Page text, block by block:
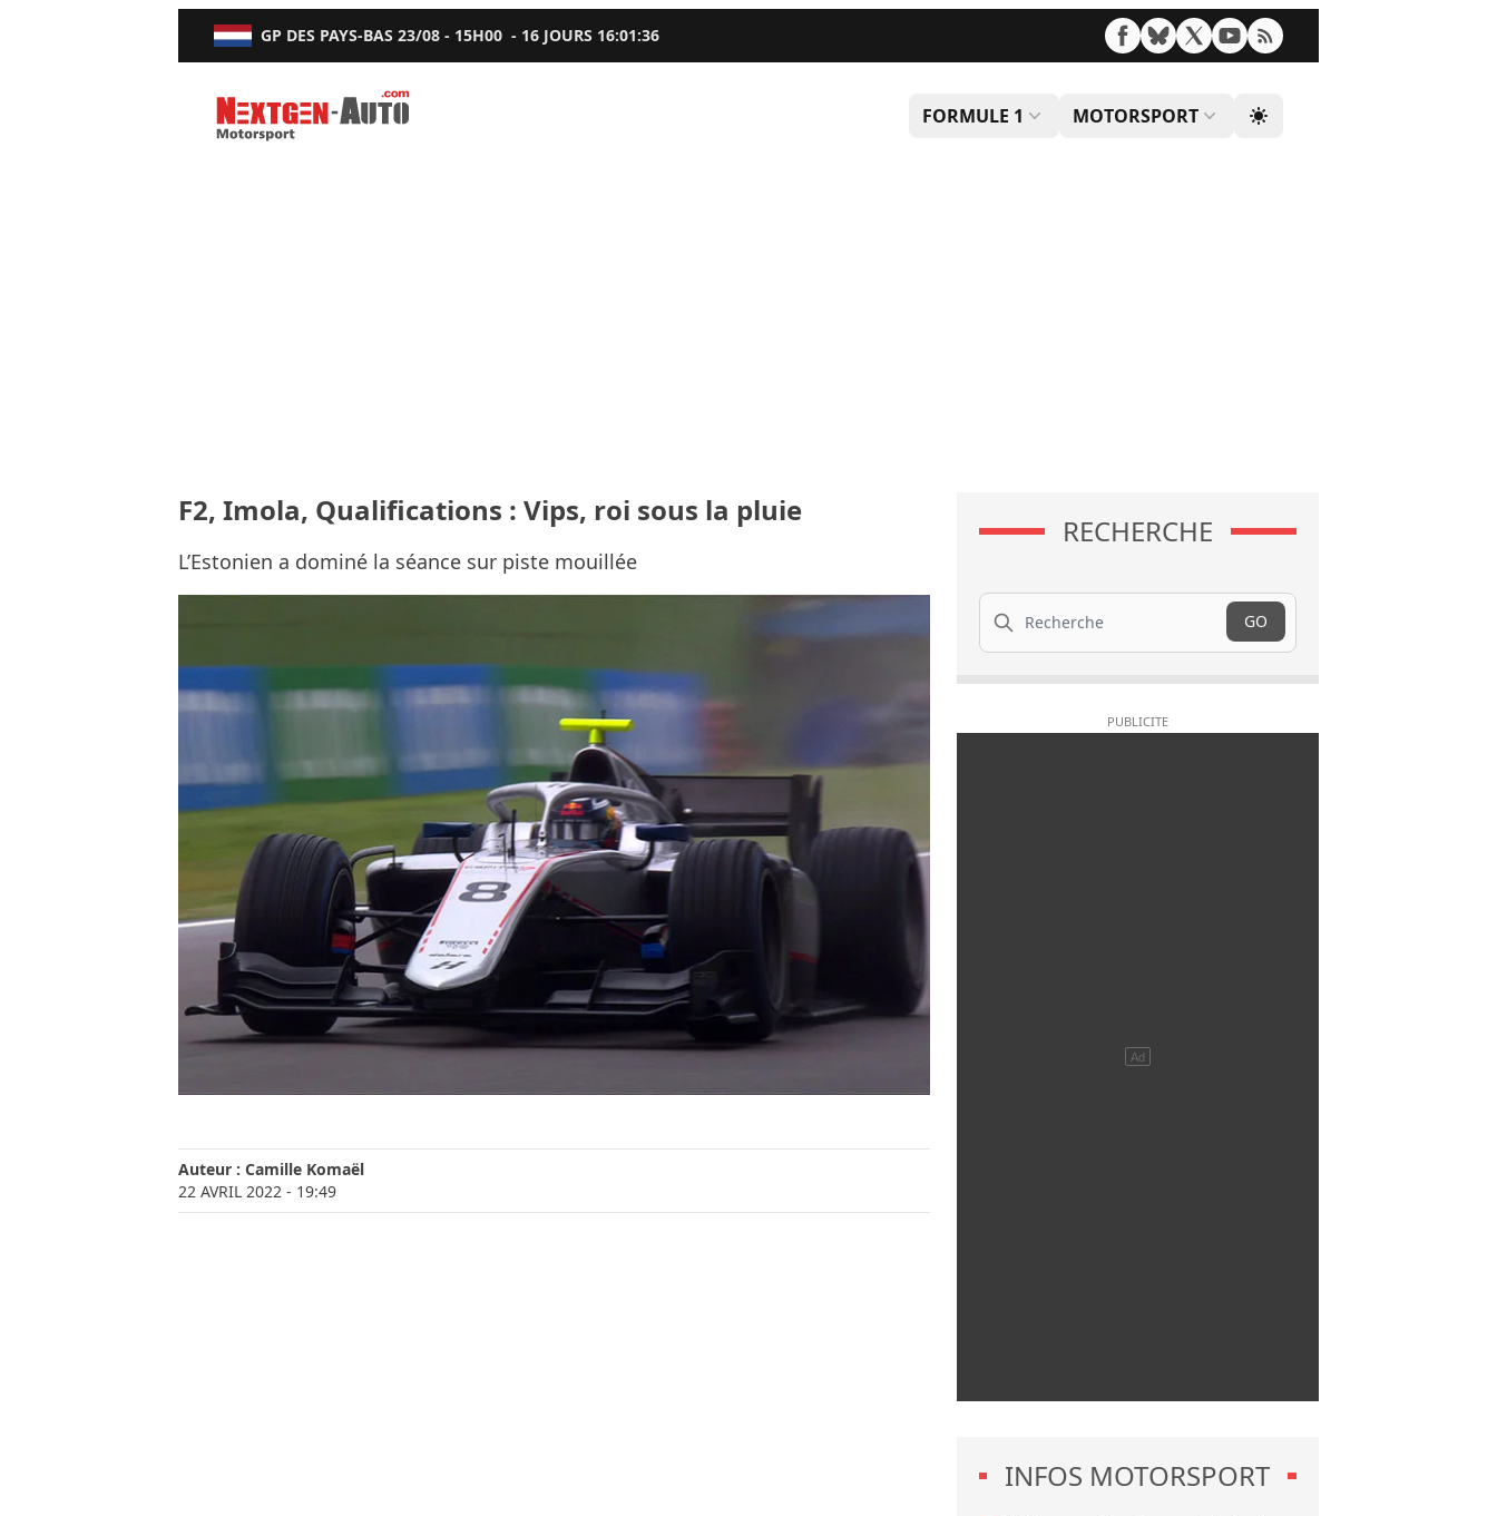
GP DES PAYS-BAS 23/08 - 15H00 - 16 JOURS 16:01:35
Nextgen-Auto.com
FORMULE 1 MOTORSPORT
F2, Imola, Qualifications : Vips, roi sous la pluie
L’Estonien a dominé la séance sur piste mouillée
Auteur : Camille Komaël
22 AVRIL 2022 - 19:49
RECHERCHE
Recherche
GO
INFOS MOTORSPORT